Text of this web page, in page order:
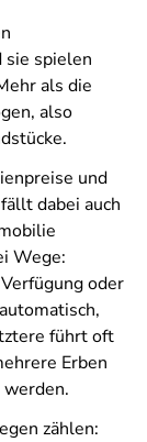
spielen
als die
also
und
dabei auch
Wege:
oder
führt oft
Erben
zählen: